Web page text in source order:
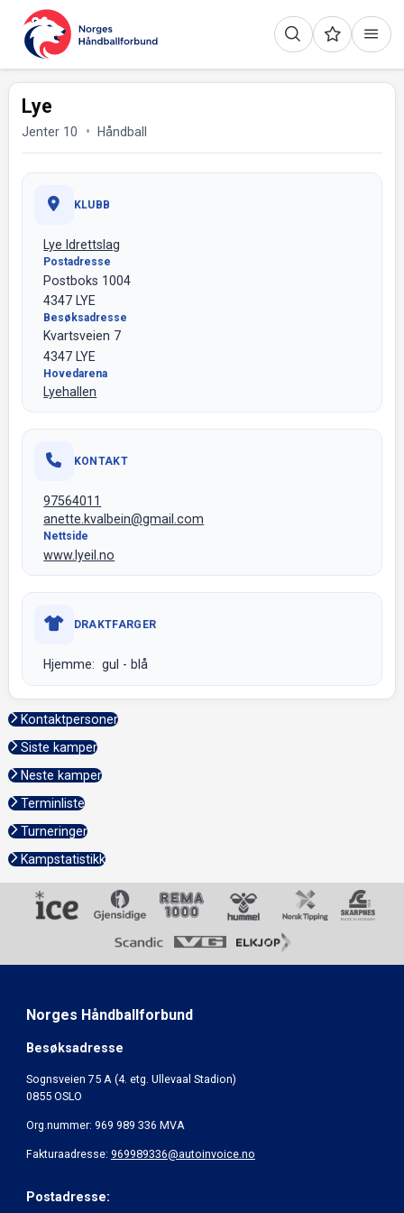
Lye
Jenter 10 Håndball
KLUBB
Lye Idrettslag
Postadresse
Postboks 1004
4347 LYE
Besøksadresse
Kvartsveien 7
4347 LYE
Hovedarena
Lyehallen
KONTAKT
97564011
anette.kvalbein@gmail.com
Nettside
www.lyeil.no
DRAKTFARGER
Hjemme: gul - blå
Kontaktpersoner
Siste kamper
Neste kamper
Terminliste
Turneringer
Kampstatistikk
Norges Håndballforbund
Besøksadresse
Sognsveien 75 A (4. etg. Ullevaal Stadion)
0855 OSLO
Org.nummer: 969 989 336 MVA
Fakturaadresse: 969989336@autoinvoice.no
Postadresse: